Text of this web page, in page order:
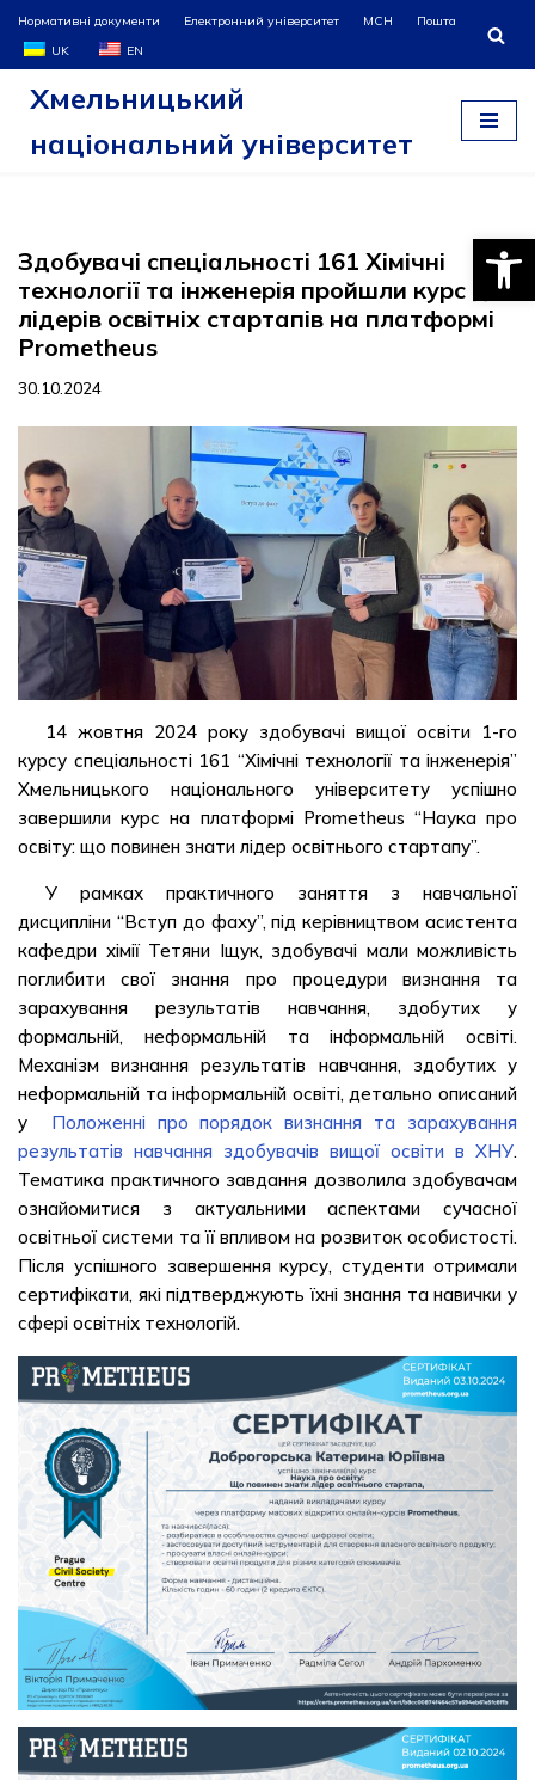
Перейти
до
Нормативні документи Електронний університет МСН
Пошта
UK
EN
Хмельницький
національний університет
Здобувачі спеціальності 161 Хімічні
технології та інженерія пройшли курс для
лідерів освітніх стартапів на платформі
Prometheus
30.10.2024
14 жовтня 2024 року здобувачі вищої освіти 1-го
курсу спеціальності 161 “Хімічні технології та інженерія”
Хмельницького національного університету успішно
завершили курс на платформі Prometheus “Наука про
освіту: що повинен знати лідер освітнього стартапу”.
У рамках практичного заняття з навчальної
дисципліни “Вступ до фаху”, під керівництвом асистента
кафедри хімії Тетяни Іщук, здобувачі мали можливість
поглибити свої знання про процедури визнання та
зарахування результатів навчання, здобутих у
формальній, неформальній та інформальній освіті.
Механізм визнання результатів навчання, здобутих у
неформальній та інформальній освіті, детально описаний
у Положенні про порядок визнання та зарахування
результатів навчання здобувачів вищої освіти в ХНУ.
Тематика практичного завдання дозволила здобувачам
ознайомитися з актуальними аспектами сучасної
освітньої системи та її впливом на розвиток особистості.
Після успішного завершення курсу, студенти отримали
сертифікати, які підтверджують їхні знання та навички у
сфері освітніх технологій.